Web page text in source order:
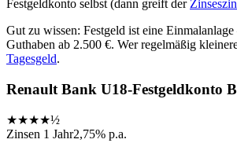
Festgeldkonto selbst (dann greift der
Gut zu wissen: Festgeld ist eine
Guthaben ab 2.500 €. Wer regelmäßig
Tagesgeld.
Renault Bank U18-Festgeldkonto
★★★★½
Zinsen 1 Jahr2,75% p.a.